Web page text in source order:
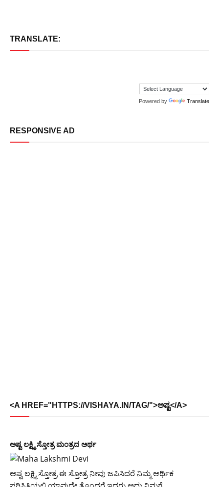
TRANSLATE:
Powered by Translate
RESPONSIVE AD
<A HREF="HTTPS://VISHAYA.IN/TAG/">ಅಷ್ಟ</A>
ಅಷ್ಟ ಲಕ್ಷ್ಮಿ ಸ್ತೋತ್ರ ಮಂತ್ರದ ಅರ್ಥ
ಅಷ್ಟ ಲಕ್ಷ್ಮಿ ಸ್ತೋತ್ರ ಈ ಸ್ತೋತ್ರ ನೀವು ಜಪಿಸಿದರೆ ನಿಮ್ಮ ಆರ್ಥಿಕ